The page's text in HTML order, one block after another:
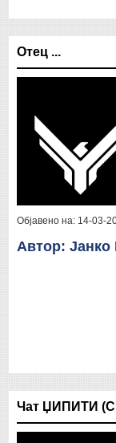
Отец ...
Објавено на: 14-03-
Автор: Јанко
Чат ЏИПИТИ